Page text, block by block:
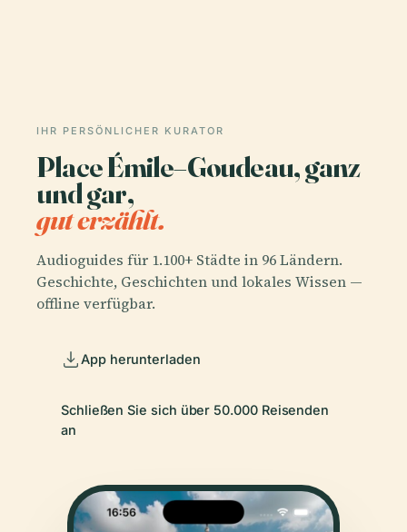
IHR PERSÖNLICHER KURATOR
Place Émile–Goudeau, ganz
und gar,
gut erzählt.
Audioguides für 1.100+ Städte in 96 Ländern.
Geschichte, Geschichten und lokales Wissen —
offline verfügbar.
App herunterladen
Schließen Sie sich über 50.000 Reisenden
an